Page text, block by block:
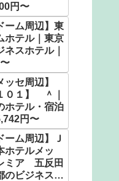
円〜
ーム周辺】東
ホテル｜東京
ネスホテル｜
ッセ周辺】
０１】 ＾｜
ホテル・宿泊
円〜
ーム周辺】Ｊ
ホテルメッ
ミア 五反田
のビジネスホ